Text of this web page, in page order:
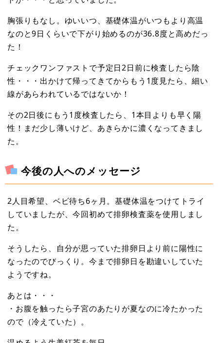
胸張りもなし。ゆいいつ、基礎体温がいつもより高温
なのと9日くらいで下がり始めるのが36.8度と高めだっ
た！
チェックワンファストで予定日2日前に検査したら陰
性・・・出かけて帰ってきてからもう1度見たら、細い
線があらわれているではないか！
その2日後にもう1度検査したら、1本目よりも早く陽
性！まだ少し薄いけど、あきらかに濃くなってきまし
た。
今後の人へのメッセージ
2人目希望、ベビ待ち6ヶ月。基礎体温をつけてトライ
していましたが、今回初めて排卵検査薬を使用しまし
た。
そうしたら、自分が思っていた排卵日より前に陽性に
なったのでびっくり。今まで排卵日を勘違いしていた
ようですね。
あとは・・・
・お腹を触ったら子宮のあたりが夏なのに冷たかった
ので（冷えていた）。